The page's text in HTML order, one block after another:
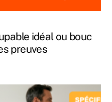
idéal ou bouc
preuves